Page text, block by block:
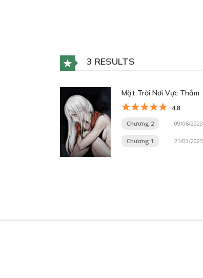
3 RESULTS
Mặt Trời Nơi Vực Thẳm
4.8
Chương 2 09/06/2023
Chương 1 21/03/2023